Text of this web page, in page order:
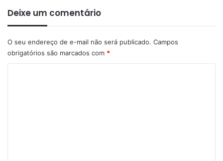
Deixe um comentário
O seu endereço de e-mail não será publicado. Campos
obrigatórios são marcados com *